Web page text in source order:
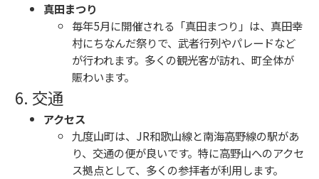
真田まつり
毎年5月に開催される「真田まつり」は、真田幸
村にちなんだ祭りで、武者行列やパレードなど
が行われます。多くの観光客が訪れ、町全体が
賑わいます。
6. 交通
アクセス
九度山町は、JR和歌山線と南海高野線の駅があ
り、交通の便が良いです。特に高野山へのアクセ
ス拠点として、多くの参拝者が利用します。